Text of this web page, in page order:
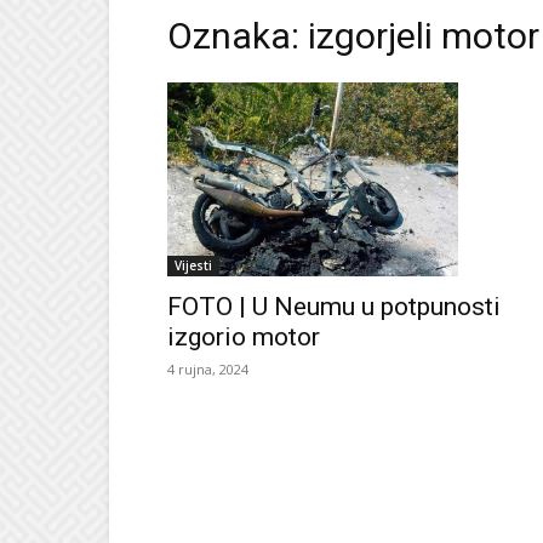
Oznaka: izgorjeli motor
Vijesti
FOTO | U Neumu u potpunosti
izgorio motor
4 rujna, 2024